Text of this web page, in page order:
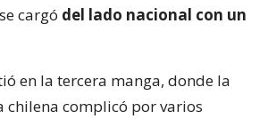
cargó del lado nacional con un
en la tercera manga, donde la
chilena complicó por varios